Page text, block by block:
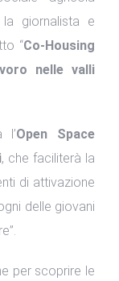
giornalista e
“Co-Housing
nelle valli
l’Open Space
, che faciliterà la
di attivazione
delle giovani
per scoprire le